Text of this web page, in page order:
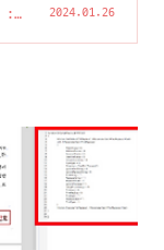
2024.01.26